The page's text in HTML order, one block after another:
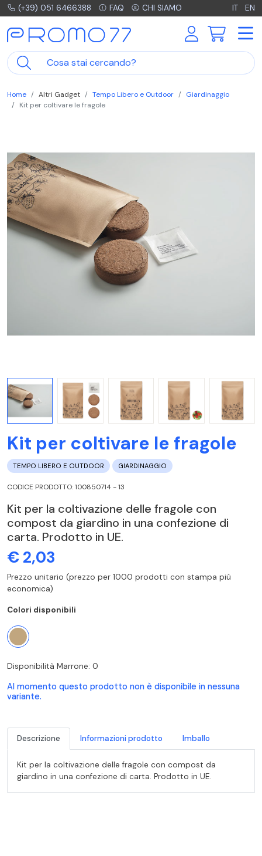
(+39) 051 6466388 FAQ CHI SIAMO IT EN
Home Altri Gadget Tempo Libero e Outdoor
Giardinaggio
Kit per coltivare le fragole
Kit per coltivare le fragole
TEMPO LIBERO E OUTDOOR GIARDINAGGIO
CODICE PRODOTTO: 100850714 - 13
Kit per la coltivazione delle fragole con
compost da giardino in una confezione di
carta. Prodotto in UE.
€ 2,03
Prezzo unitario (prezzo per 1000 prodotti con stampa più
economica)
Colori disponibili
Disponibilità Marrone: 0
Al momento questo prodotto non è disponibile in nessuna
variante.
Descrizione Informazioni prodotto Imballo
Kit per la coltivazione delle fragole con compost da
giardino in una confezione di carta. Prodotto in UE.